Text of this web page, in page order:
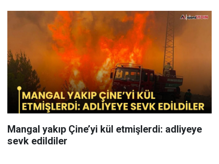
Mangal yakıp Çine’yi kül etmişlerdi: adliyeye
sevk edildiler